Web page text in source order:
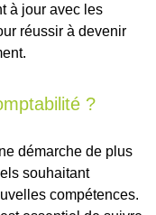
à jour avec les
réussir à devenir
?
démarche de plus
souhaitant
compétences.